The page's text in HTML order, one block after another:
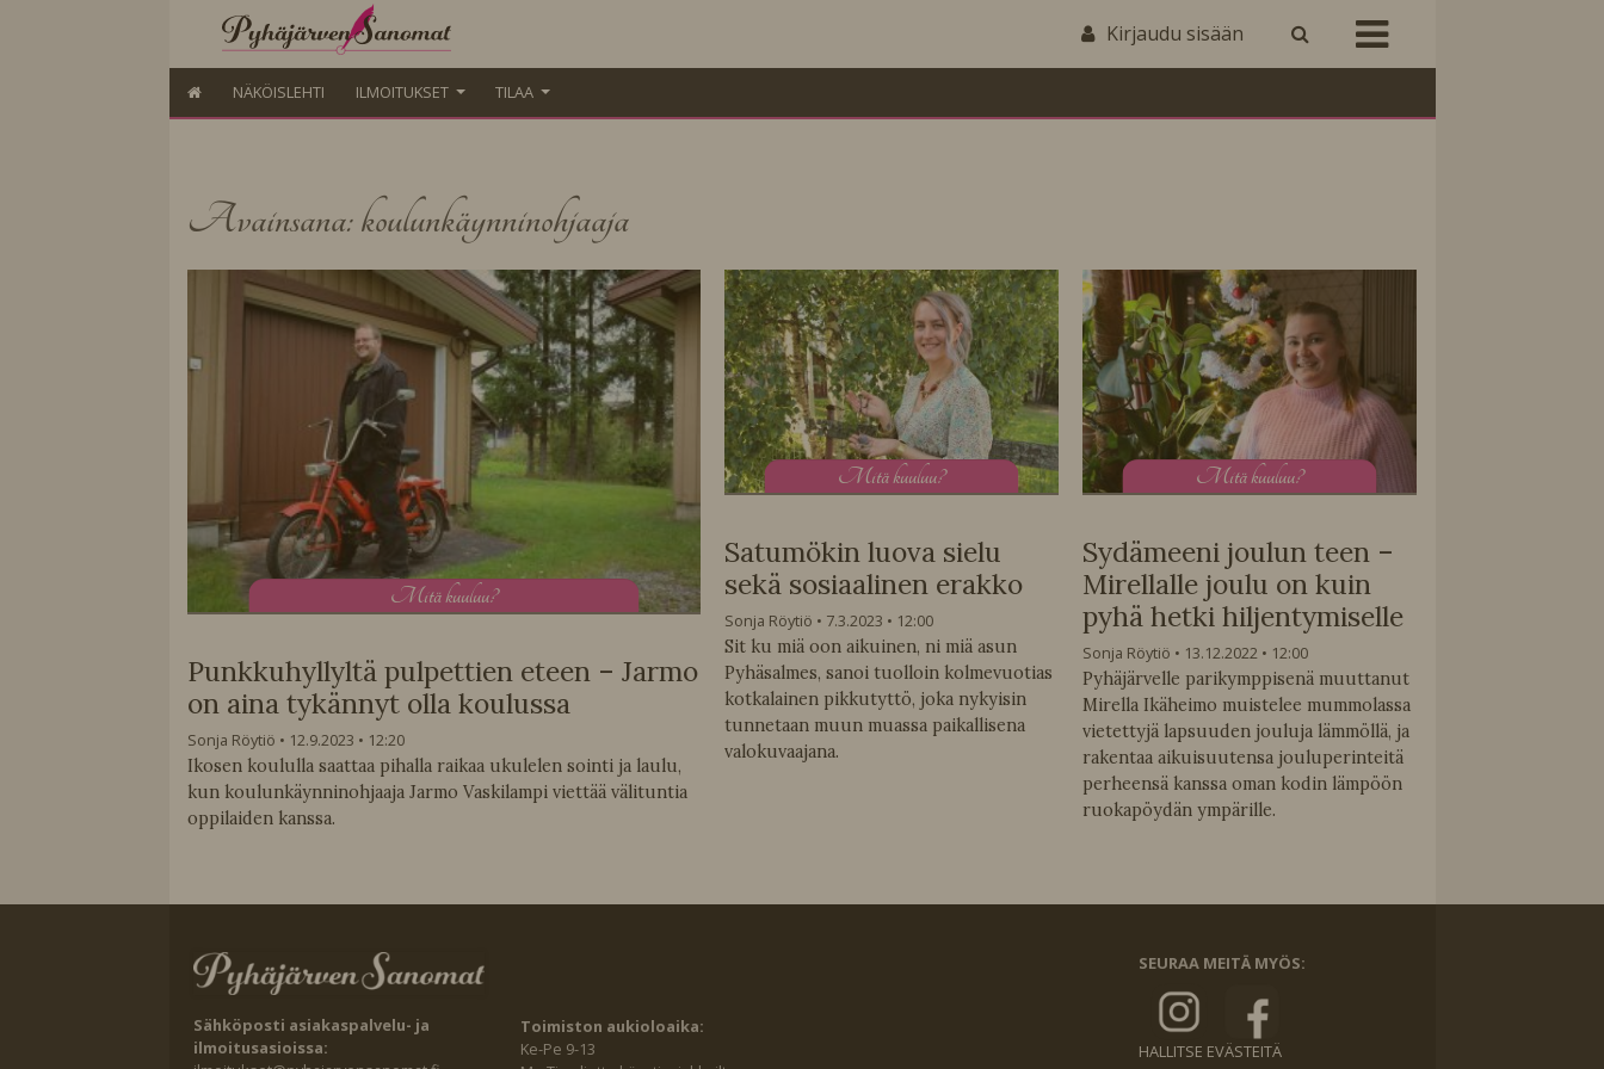
Kirjaudu sisään
NÄKÖISLEHTI ILMOITUKSET TILAA
Avainsana: koulunkäynninohjaaja
Mitä kuuluu?
Punkkuhyllyltä pulpettien eteen – Jarmo
on aina tykännyt olla koulussa
Sonja Röytiö 12.9.2023
12:20
Ikosen koululla saattaa pihalla raikaa ukulelen sointi ja laulu,
kun koulunkäynninohjaaja Jarmo Vaskilampi viettää välituntia
oppilaiden kanssa.
Mitä kuuluu?
Satumökin luova sielu
sekä sosiaalinen erakko
Sonja Röytiö 7.3.2023
12:00
Sit ku miä oon aikuinen, ni miä asun
Pyhäsalmes, sanoi tuolloin kolmevuotias
kotkalainen pikkutyttö, joka nykyisin
tunnetaan muun muassa paikallisena
valokuvaajana.
Mitä kuuluu?
Sydämeeni joulun teen –
Mirellalle joulu on kuin
pyhä hetki hiljentymiselle
Sonja Röytiö 13.12.2022
12:00
Pyhäjärvelle parikymppisenä muuttanut
Mirella Ikäheimo muistelee mummolassa
vietettyjä lapsuuden jouluja lämmöllä, ja
rakentaa aikuisuutensa jouluperinteitä
perheensä kanssa oman kodin lämpöön
ruokapöydän ympärille.
Sähköposti asiakaspalvelu- ja
ilmoitusasioissa:
Toimiston aukioloaika:
Ke-Pe 9-13
SEURAA MEITÄ MYÖS:
HALLITSE EVÄSTEITÄ